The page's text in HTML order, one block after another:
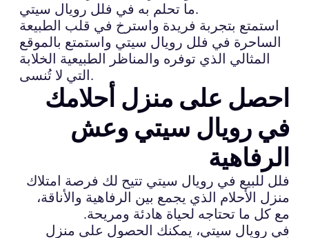
ما تحلم به في فلل رويال سيتي.
استمتع بتجربة فريدة واسترخ في قلب الطبيعة
الساحرة في فلل رويال سيتي واستمتع بالموقع
المثالي الذي توفره والمناظر الطبيعية الخلابة
التي لا تُنسى.
احصل على منزل أحلامك
في رويال سيتي وعش
الرفاهية
فلل للبيع في رويال سيتي تتيح لك فرصة امتلاك
منزل الأحلام الذي يجمع بين الرفاهية والأناقة،
مع كل ما تحتاجه لحياة هادئة ومريحة.
في رويال سيتي، يمكنك الحصول على منزل